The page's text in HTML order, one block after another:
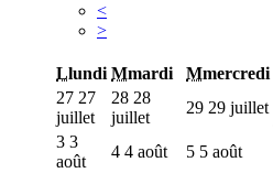
<
>
Llundi Mmardi Mmercredi
27 27
juillet
28 28
juillet
29 29 juillet
3 3
août
4 4 août 5 5 août